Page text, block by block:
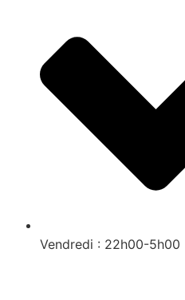
Vendredi : 22h00-5h00